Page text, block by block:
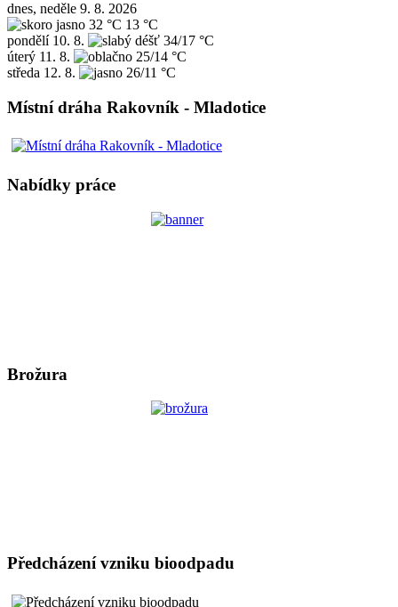
dnes, neděle 9. 8. 2026
32 °C 13 °C
pondělí 10. 8.
34/17 °C
úterý 11. 8.
25/14 °C
středa 12. 8. 26/11 °C
Místní dráha Rakovník - Mladotice
Nabídky práce
Brožura
Předcházení vzniku bioodpadu